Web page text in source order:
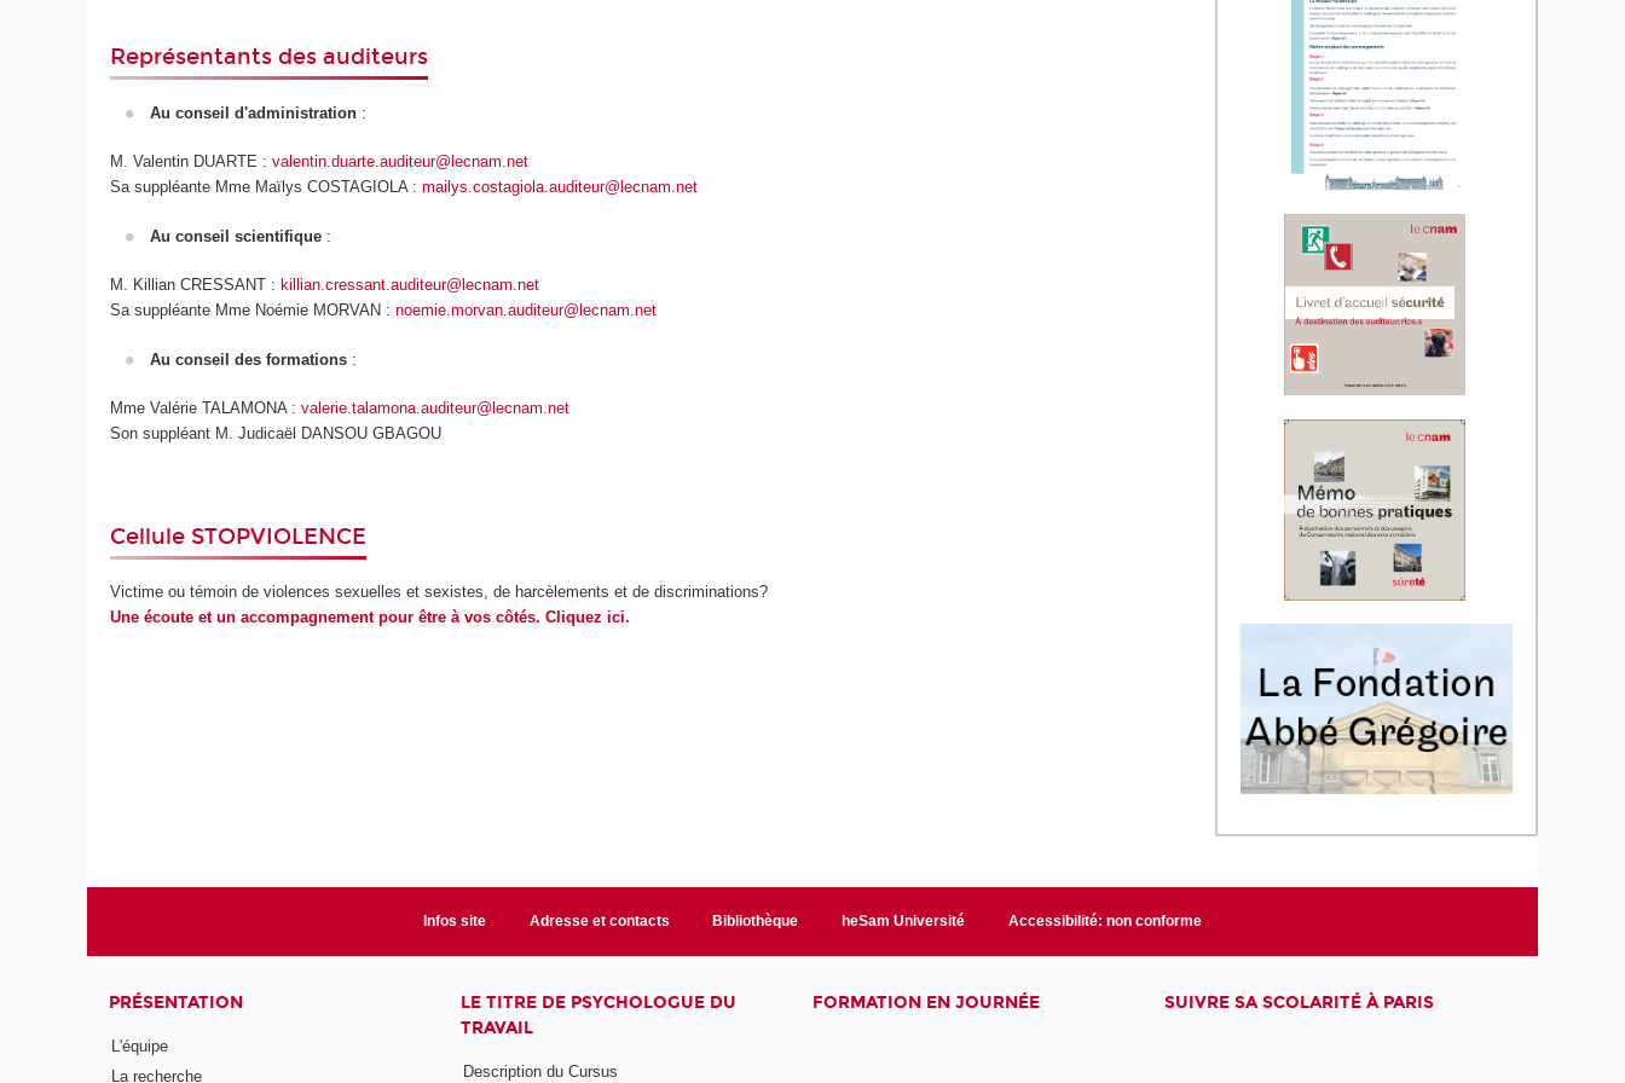
Représentants des auditeurs
Au conseil d'administration:
M. Valentin DUARTE :valentin.duarte.auditeur@lecnam.net
Sa suppléante Mme Maïlys COSTAGIOLA :mailys.costagiola.auditeur@lecnam.net
Au conseil scientifique:
M. Killian CRESSANT : killian.cressant.auditeur@lecnam.net
Sa suppléante Mme Noémie MORVAN :noemie.morvan.auditeur@lecnam.net
Au conseil des formations:
Mme Valérie TALAMONA :valerie.talamona.auditeur@lecnam.net
Son suppléant M. Judicaël DANSOU GBAGOU
Cellule STOPVIOLENCE
Victime ou témoin de violences sexuelles et sexistes, de harcèlements et de discriminations?
Une écoute et un accompagnement pour être à vos côtés. Cliquez ici.
Infos site Adresse et contacts Bibliothèque heSam Université Accessibilité: non conforme
PRÉSENTATION
L'équipe
La recherche
LE TITRE DE PSYCHOLOGUE DU
TRAVAIL
Description du Cursus
FORMATION EN JOURNÉE SUIVRE SA SCOLARITÉ À PARIS